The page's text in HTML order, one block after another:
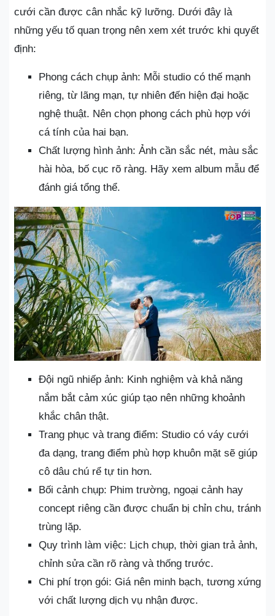
cưới cần được cân nhắc kỹ lưỡng. Dưới đây là
những yếu tố quan trọng nên xem xét trước khi quyết
định:
Phong cách chụp ảnh: Mỗi studio có thế mạnh
riêng, từ lãng mạn, tự nhiên đến hiện đại hoặc
nghệ thuật. Nên chọn phong cách phù hợp với
cá tính của hai bạn.
Chất lượng hình ảnh: Ảnh cần sắc nét, màu sắc
hài hòa, bố cục rõ ràng. Hãy xem album mẫu để
đánh giá tổng thể.
Đội ngũ nhiếp ảnh: Kinh nghiệm và khả năng
nắm bắt cảm xúc giúp tạo nên những khoảnh
khắc chân thật.
Trang phục và trang điểm: Studio có váy cưới
đa dạng, trang điểm phù hợp khuôn mặt sẽ giúp
cô dâu chú rể tự tin hơn.
Bối cảnh chụp: Phim trường, ngoại cảnh hay
concept riêng cần được chuẩn bị chỉn chu, tránh
trùng lặp.
Quy trình làm việc: Lịch chụp, thời gian trả ảnh,
chỉnh sửa cần rõ ràng và thống trước.
Chi phí trọn gói: Giá nên minh bạch, tương xứng
với chất lượng dịch vụ nhận được.